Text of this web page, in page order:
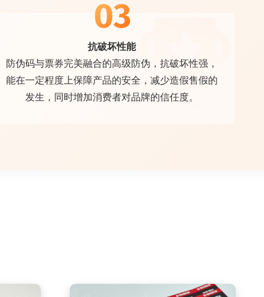
抗破坏性能
防伪码与票券完美融合的高级防伪，抗破坏性强，
能在一定程度上保障产品的安全，减少造假售假的
发生，同时增加消费者对品牌的信任度。